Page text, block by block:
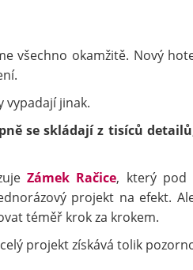
všechno okamžitě. Nový
vypadají jinak.
se skládají z tisíců
Zámek Račice, který pod
projekt na efekt.
téměř krok za krokem.
projekt získává tolik